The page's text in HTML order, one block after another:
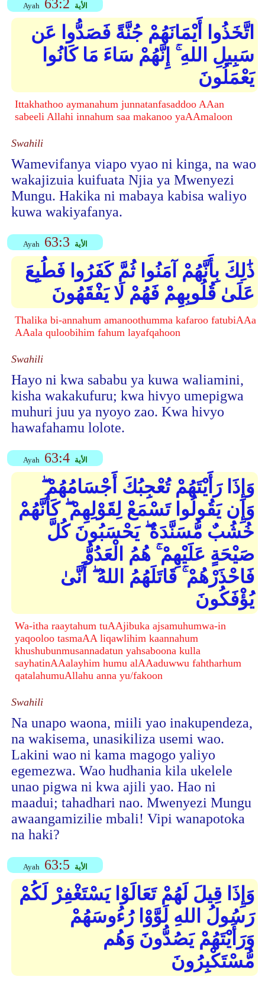
Ayah 63:2 الأية
اتَّخَذُوا أَيْمَانَهُمْ جُنَّةً فَصَدُّوا عَن
سَبِيلِ اللهِ ۚ إِنَّهُمْ سَاءَ مَا كَانُوا
يَعْمَلُونَ
Ittakhathoo aymanahum junnatanfasaddoo AAan
sabeeli Allahi innahum saa makanoo yaAAmaloon
Swahili
Wamevifanya viapo vyao ni kinga, na wao
wakajizuia kuifuata Njia ya Mwenyezi
Mungu. Hakika ni mabaya kabisa waliyo
kuwa wakiyafanya.
Ayah 63:3 الأية
ذَٰلِكَ بِأَنَّهُمْ آمَنُوا ثُمَّ كَفَرُوا فَطُبِعَ
عَلَىٰ قُلُوبِهِمْ فَهُمْ لَا يَفْقَهُونَ
Thalika bi-annahum amanoothumma kafaroo fatubiAAa
AAala quloobihim fahum layafqahoon
Swahili
Hayo ni kwa sababu ya kuwa waliamini,
kisha wakakufuru; kwa hivyo umepigwa
muhuri juu ya nyoyo zao. Kwa hivyo
hawafahamu lolote.
Ayah 63:4 الأية
وَإِذَا رَأَيْتَهُمْ تُعْجِبُكَ أَجْسَامُهُمْ ۖ
وَإِن يَقُولُوا تَسْمَعْ لِقَوْلِهِمْ ۖ كَأَنَّهُمْ
خُشُبٌ مُّسَنَّدَةٌ ۖ يَحْسَبُونَ كُلَّ
صَيْحَةٍ عَلَيْهِمْ ۚ هُمُ الْعَدُوُّ
فَاحْذَرْهُمْ ۚ قَاتَلَهُمُ اللهُ ۖ أَنَّىٰ
يُؤْفَكُونَ
Wa-itha raaytahum tuAAjibuka ajsamuhumwa-in
yaqooloo tasmaAA liqawlihim kaannahum
khushubunmusannadatun yahsaboona kulla
sayhatinAAalayhim humu alAAaduwwu fahtharhum
qatalahumuAllahu anna yu/fakoon
Swahili
Na unapo waona, miili yao inakupendeza,
na wakisema, unasikiliza usemi wao.
Lakini wao ni kama magogo yaliyo
egemezwa. Wao hudhania kila ukelele
unao pigwa ni kwa ajili yao. Hao ni
maadui; tahadhari nao. Mwenyezi Mungu
awaangamizilie mbali! Vipi wanapotoka
na haki?
Ayah 63:5 الأية
وَإِذَا قِيلَ لَهُمْ تَعَالَوْا يَسْتَغْفِرْ لَكُمْ
رَسُولُ اللهِ لَوَّوْا رُءُوسَهُمْ
وَرَأَيْتَهُمْ يَصُدُّونَ وَهُم
مُّسْتَكْبِرُونَ